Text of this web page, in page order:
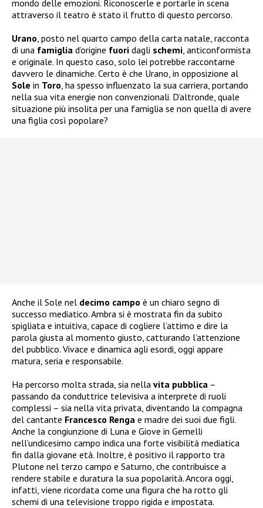
mondo delle emozioni. Riconoscerle e portarle in scena
attraverso il teatro è stato il frutto di questo percorso.
Urano , posto nel quarto campo della carta natale, racconta
di una famiglia d’origine fuori dagli schemi , anticonformista
e originale. In questo caso, solo lei potrebbe raccontarne
davvero le dinamiche. Certo è che Urano, in opposizione al
Sole in Toro , ha spesso influenzato la sua carriera, portando
nella sua vita energie non convenzionali. D’altronde, quale
situazione più insolita per una famiglia se non quella di avere
una figlia così popolare?
Anche il Sole nel decimo campo è un chiaro segno di
successo mediatico. Ambra si è mostrata fin da subito
spigliata e intuitiva, capace di cogliere l’attimo e dire la
parola giusta al momento giusto, catturando l’attenzione
del pubblico. Vivace e dinamica agli esordi, oggi appare
matura, seria e responsabile.
Ha percorso molta strada, sia nella vita pubblica –
passando da conduttrice televisiva a interprete di ruoli
complessi – sia nella vita privata, diventando la compagna
del cantante Francesco Renga e madre dei suoi due figli.
Anche la congiunzione di Luna e Giove in Gemelli
nell’undicesimo campo indica una forte visibilità mediatica
fin dalla giovane età. Inoltre, è positivo il rapporto tra
Plutone nel terzo campo e Saturno, che contribuisce a
rendere stabile e duratura la sua popolarità. Ancora oggi,
infatti, viene ricordata come una figura che ha rotto gli
schemi di una televisione troppo rigida e impostata.